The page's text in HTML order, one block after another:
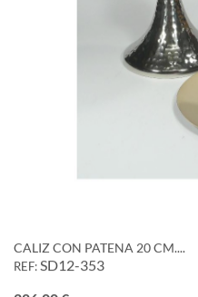
CALIZ CON PATENA 20 CM....
REF: SD12-353